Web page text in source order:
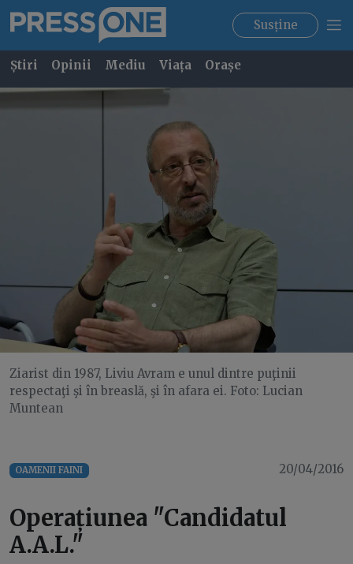
Susține
Știri Opinii Mediu Viața Orașe
Ziarist din 1987, Liviu Avram e unul dintre puţinii
respectaţi şi în breaslă, şi în afara ei. Foto: Lucian
Muntean
OAMENII FAINI 20/04/2016
Operațiunea "Candidatul
A.A.L."